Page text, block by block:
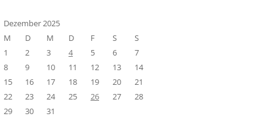
Dezember 2025
M
D M D F S
S
1
2 3 4 5 6
7
8
9 10 11 12 13
14
15
16 17 18 19 20
21
22
23 24 25 26 27
28
29
30
31